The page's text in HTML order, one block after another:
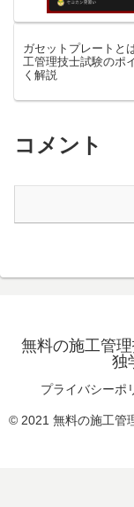
ガセットプレートと
工管理技士試験のポ
く解説
コメント
無料の施工管
独
プライバシーポ
© 2021 無料の施工管